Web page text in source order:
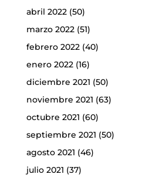
abril 2022(50)
marzo 2022(51)
febrero 2022(40)
enero 2022(16)
diciembre 2021 (50)
noviembre 2021 (63)
octubre 2021 (60)
septiembre 2021 (50)
agosto 2021 (46)
julio 2021 (37)